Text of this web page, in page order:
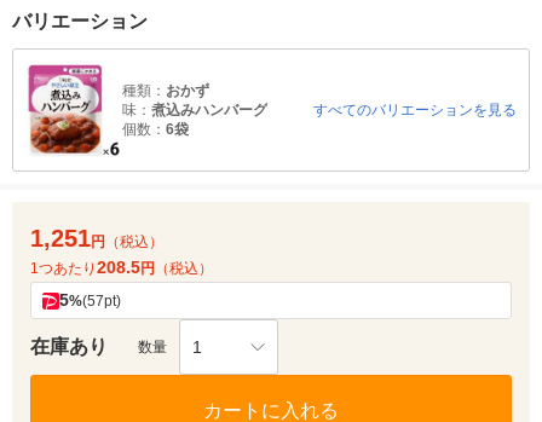
バリエーション
種類： おかず
味： 煮込みハンバーグ
個数： 6袋
すべてのバリエーションを見る
1,251円
（税込）
1つあたり 208.5円 （税込）
5%(57pt)
在庫あり 数量 1
カートに入れる